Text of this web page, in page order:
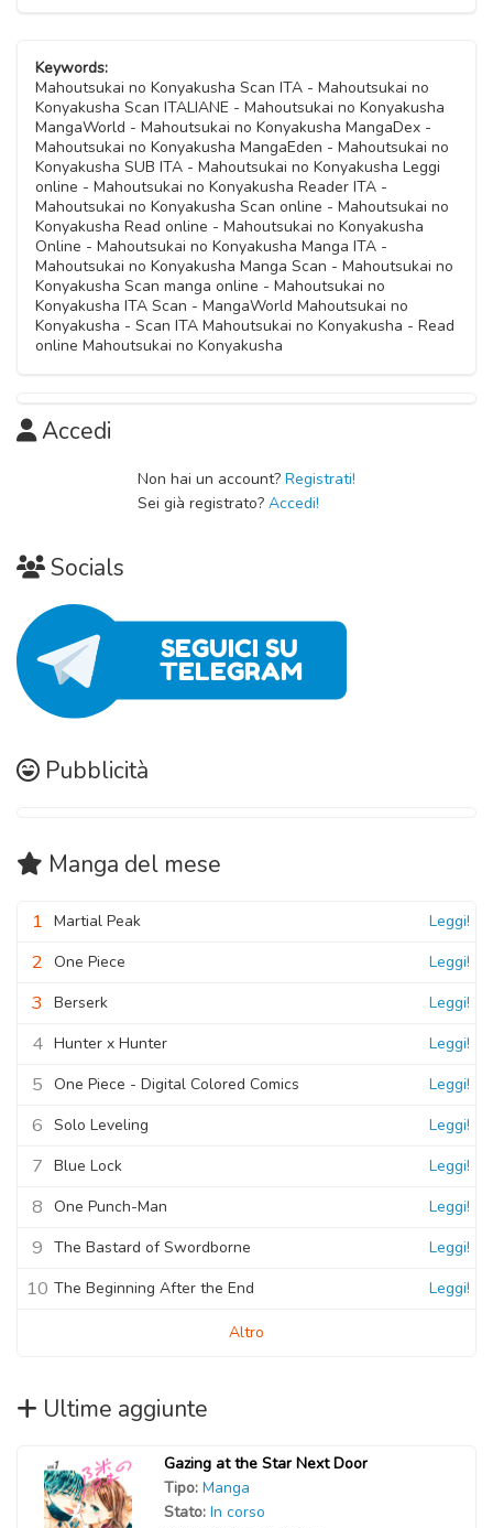
Capitolo 17
15 Febbraio 2021
Capitolo 16
15 Febbraio 2021
Capitolo 15
15 Febbraio 2021
Capitolo 14
14 Febbraio 2021
Capitolo 10
14 Febbraio 2021
Capitolo 09
14 Febbraio 2021
Capitolo 08
14 Febbraio 2021
Capitolo 05
14 Febbraio 2021
Capitolo 04
14 Febbraio 2021
Capitolo 03
03 Novembre 2020
Capitolo 01
03 Novembre 2020
Keywords:
Mahoutsukai no Konyakusha Scan ITA - Mahoutsukai no
Konyakusha Scan ITALIANE - Mahoutsukai no Konyakusha
MangaWorld - Mahoutsukai no Konyakusha MangaDex -
Mahoutsukai no Konyakusha MangaEden - Mahoutsukai no
Konyakusha SUB ITA - Mahoutsukai no Konyakusha Leggi
online - Mahoutsukai no Konyakusha Reader ITA -
Mahoutsukai no Konyakusha Scan online - Mahoutsukai no
Konyakusha Read online - Mahoutsukai no Konyakusha
Online - Mahoutsukai no Konyakusha Manga ITA -
Mahoutsukai no Konyakusha Manga Scan - Mahoutsukai no
Konyakusha Scan manga online - Mahoutsukai no
Konyakusha ITA Scan - MangaWorld Mahoutsukai no
Konyakusha - Scan ITA Mahoutsukai no Konyakusha - Read
online Mahoutsukai no Konyakusha
Accedi
Non hai un account? Registrati!
Sei già registrato? Accedi!
Socials
Pubblicità
Manga del mese
1 Martial Peak Leggi!
2 One Piece Leggi!
3 Berserk Leggi!
4 Hunter x Hunter Leggi!
5 One Piece - Digital Colored Comics Leggi!
6 Solo Leveling Leggi!
7 Blue Lock Leggi!
8 One Punch-Man Leggi!
9 The Bastard of Swordborne Leggi!
10 The Beginning After the End Leggi!
Altro
Ultime aggiunte
Gazing at the Star Next Door
Tipo: Manga
Stato: In corso